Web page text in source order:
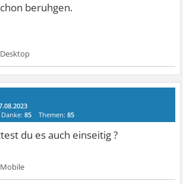
beruhgen.
Danke:85 Themen:85
du es auch einseitig ?